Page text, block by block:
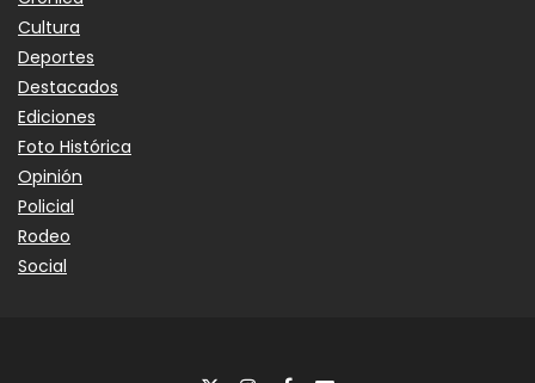
Cultura
Deportes
Destacados
Ediciones
Foto Histórica
Opinión
Policial
Rodeo
Social